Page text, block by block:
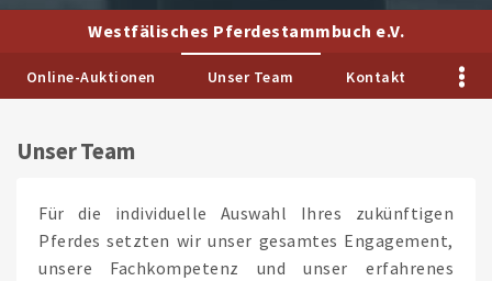
Westfälisches Pferdestammbuch e.V.
Online-Auktionen Unser Team Kontakt
Unser Team
Für die individuelle Auswahl Ihres zukünftigen
Pferdes setzten wir unser gesamtes Engagement,
unsere Fachkompetenz und unser erfahrenes